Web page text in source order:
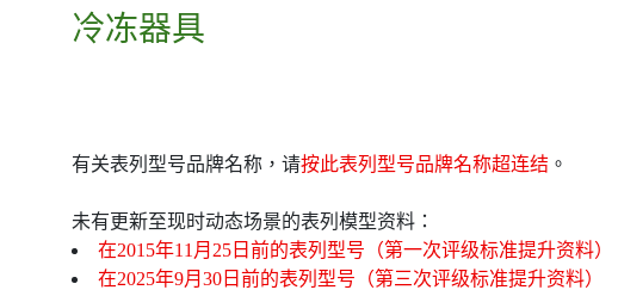
冷冻器具
有关表列型号品牌名称，请按此表列型号品牌名称超连结 。
未有更新至现时动态场景的表列模型资料：
在2015年11月25日前的表列型号（第一次评级标准提升资料）
在2025年9月30日前的表列型号（第三次评级标准提升资料）